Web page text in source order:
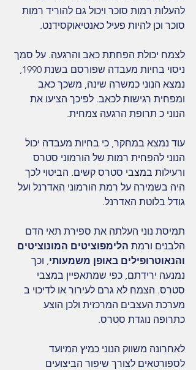
להעלות רמות סוכר ויכול גם להוריד רמות
סוכר וכן להיות פעיל כאנטיאוקסידנט.
לצמח יכולת הפחתת כאב והרגעה. על סמך
ניסוי בחיות מעבדה שפורסם בשנת 1990,
נמצא הנוני כמשרה שינה, משכך כאב
ומפחית רגישות לכאב. לפיכך הציעו את
הנוני כ תרופת הרגעה צמחית.
עוד נמצא במחקר, כי בחיות מעבדה יכול
הנוני להפחית רמות של הורמוני סטרס
ורעילות במצבי סטרס קשים. הביטוי לכך
היה בשמירה על רמת הורמוני האדרנל ועל
גודל בלוטת האדרנל.
תמיסת נוני העלתה את ספירת תאי הדם
הלבנים ורמת הלימפוציטים המונוציטים
והנאוטרופילים באופן משמעותי, וכך
נמנעה ירידתם, כפי שמתאפיין במצבי
סטרס. הצמח לא גרם לעירור או לדיכוי ב
מערכת העצבים המרכזית ולכן הוצע
כתרופה נוגדת סטרס.
לאחרונה משווק הנוני כמיץ המיועד
לספורטאים לצורך שיפור הביצועים